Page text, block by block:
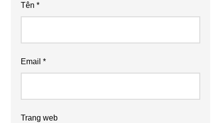
Tên*
Email*
Trang web